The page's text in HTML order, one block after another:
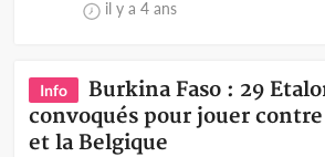
il y a 4 ans
Info
Burkina Faso : 29
convoqués pour jouer contre
et la Belgique